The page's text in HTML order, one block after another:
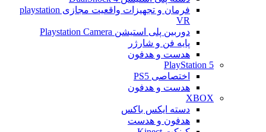
فرمان و تجهیزات واقعیت مجازی playstation
VR
دوربین پلی استیشن Playstation Camera
پایه فن و شارژر
هدست و هدفون
PlayStation 5
اختصاصی PS5
هدست و هدفون
XBOX
دسته ایکس باکس
هدفون و هدست